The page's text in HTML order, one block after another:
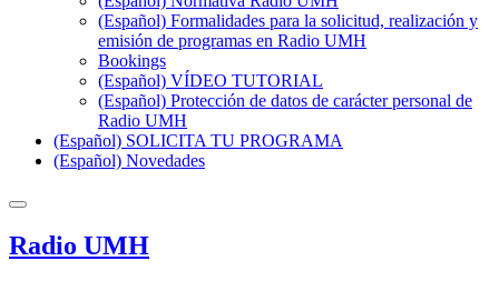
(Español) Formalidades para la solicitud, realización y
emisión de programas en Radio UMH
Bookings
(Español) VÍDEO TUTORIAL
(Español) Protección de datos de carácter personal de
Radio UMH
(Español) SOLICITA TU PROGRAMA
(Español) Novedades
Radio UMH